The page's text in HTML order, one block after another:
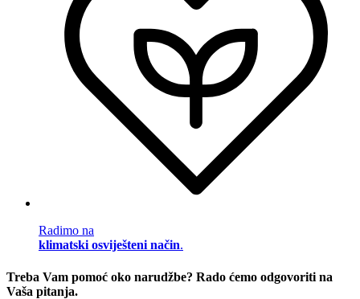
Radimo na
klimatski osviješteni način.
Treba Vam pomoć oko narudžbe? Rado ćemo odgovoriti na
Vaša pitanja.